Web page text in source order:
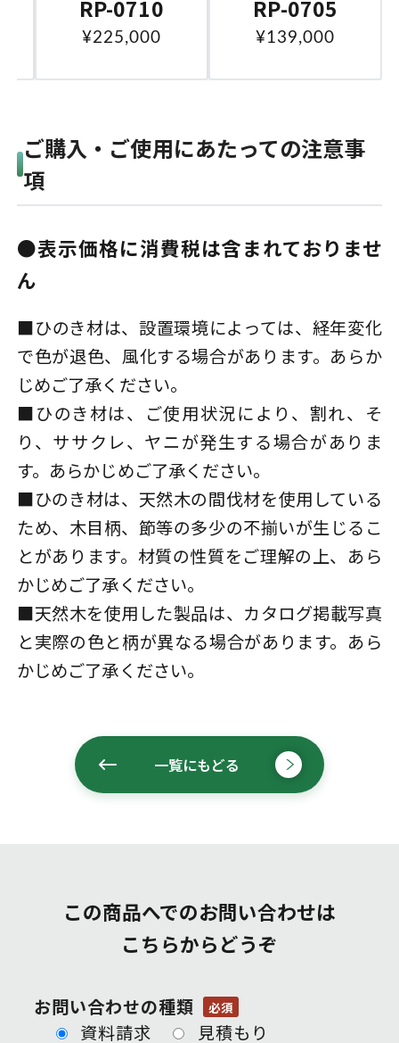
RP-0710
¥225,000
RP-0705
¥139,000
ご購入・ご使用にあたっての注意事
項
●表示価格に消費税は含まれておりませ
ん
■ひのき材は、設置環境によっては、経年変化
で色が退色、風化する場合があります。あらか
じめご了承ください。
■ひのき材は、ご使用状況により、割れ、そ
り、ササクレ、ヤニが発生する場合がありま
す。あらかじめご了承ください。
■ひのき材は、天然木の間伐材を使用している
ため、木目柄、節等の多少の不揃いが生じるこ
とがあります。材質の性質をご理解の上、あら
かじめご了承ください。
■天然木を使用した製品は、カタログ掲載写真
と実際の色と柄が異なる場合があります。あら
かじめご了承ください。
一覧にもどる
この商品へでのお問い合わせは
こちらからどうぞ
お問い合わせの種類 必須
資料請求
見積もり